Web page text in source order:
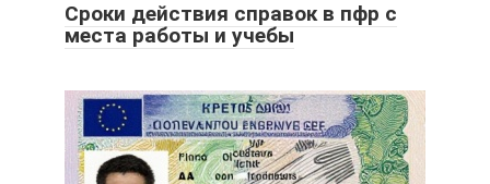
Сроки действия справок в пфр с
места работы и учебы